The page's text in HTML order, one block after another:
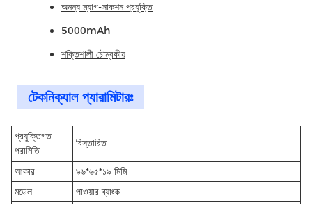
অনন্য ম্যাগ-সাকশন প্রযুক্তি
5000mAh
শক্তিশালী চৌম্বকীয়
টেকনিক্যাল প্যারামিটারঃ
প্রযুক্তিগত
পরামিতি
বিস্তারিত
আকার
৯৬*৬৫*১৯ মিমি
মডেল
পাওয়ার ব্যাংক